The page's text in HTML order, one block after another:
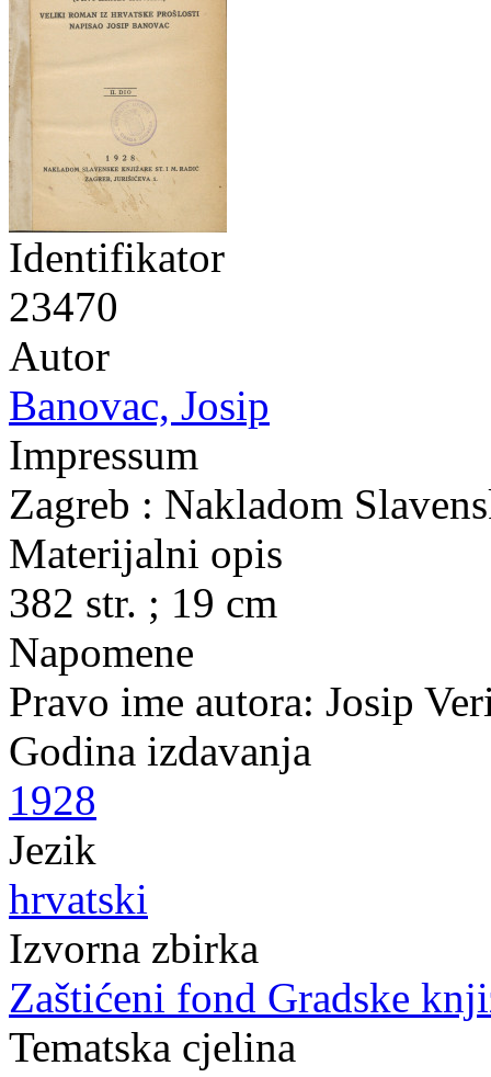
Identifikator
23470
Autor
Banovac, Josip
Impressum
Zagreb : Nakladom
Materijalni opis
382 str. ; 19 cm
Napomene
Pravo ime autora: Josip
Godina izdavanja
1928
Jezik
hrvatski
Izvorna zbirka
Zaštićeni fond Gradske
Tematska cjelina